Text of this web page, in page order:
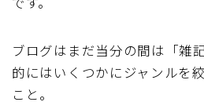
ブログはまだ当分の間は「雑
的にはいくつかにジャンルを
こと。